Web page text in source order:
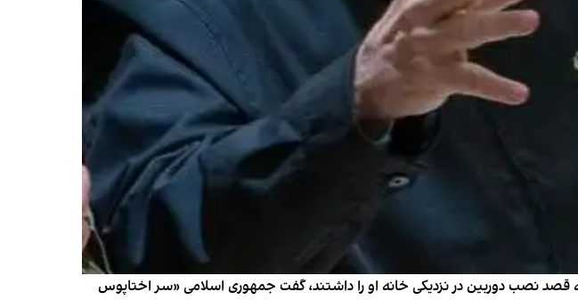
قصد نصب دوربین در نزدیکی خانه او را داشتند،‌ گفت جمهوری اسلامی «سر اختاپوس